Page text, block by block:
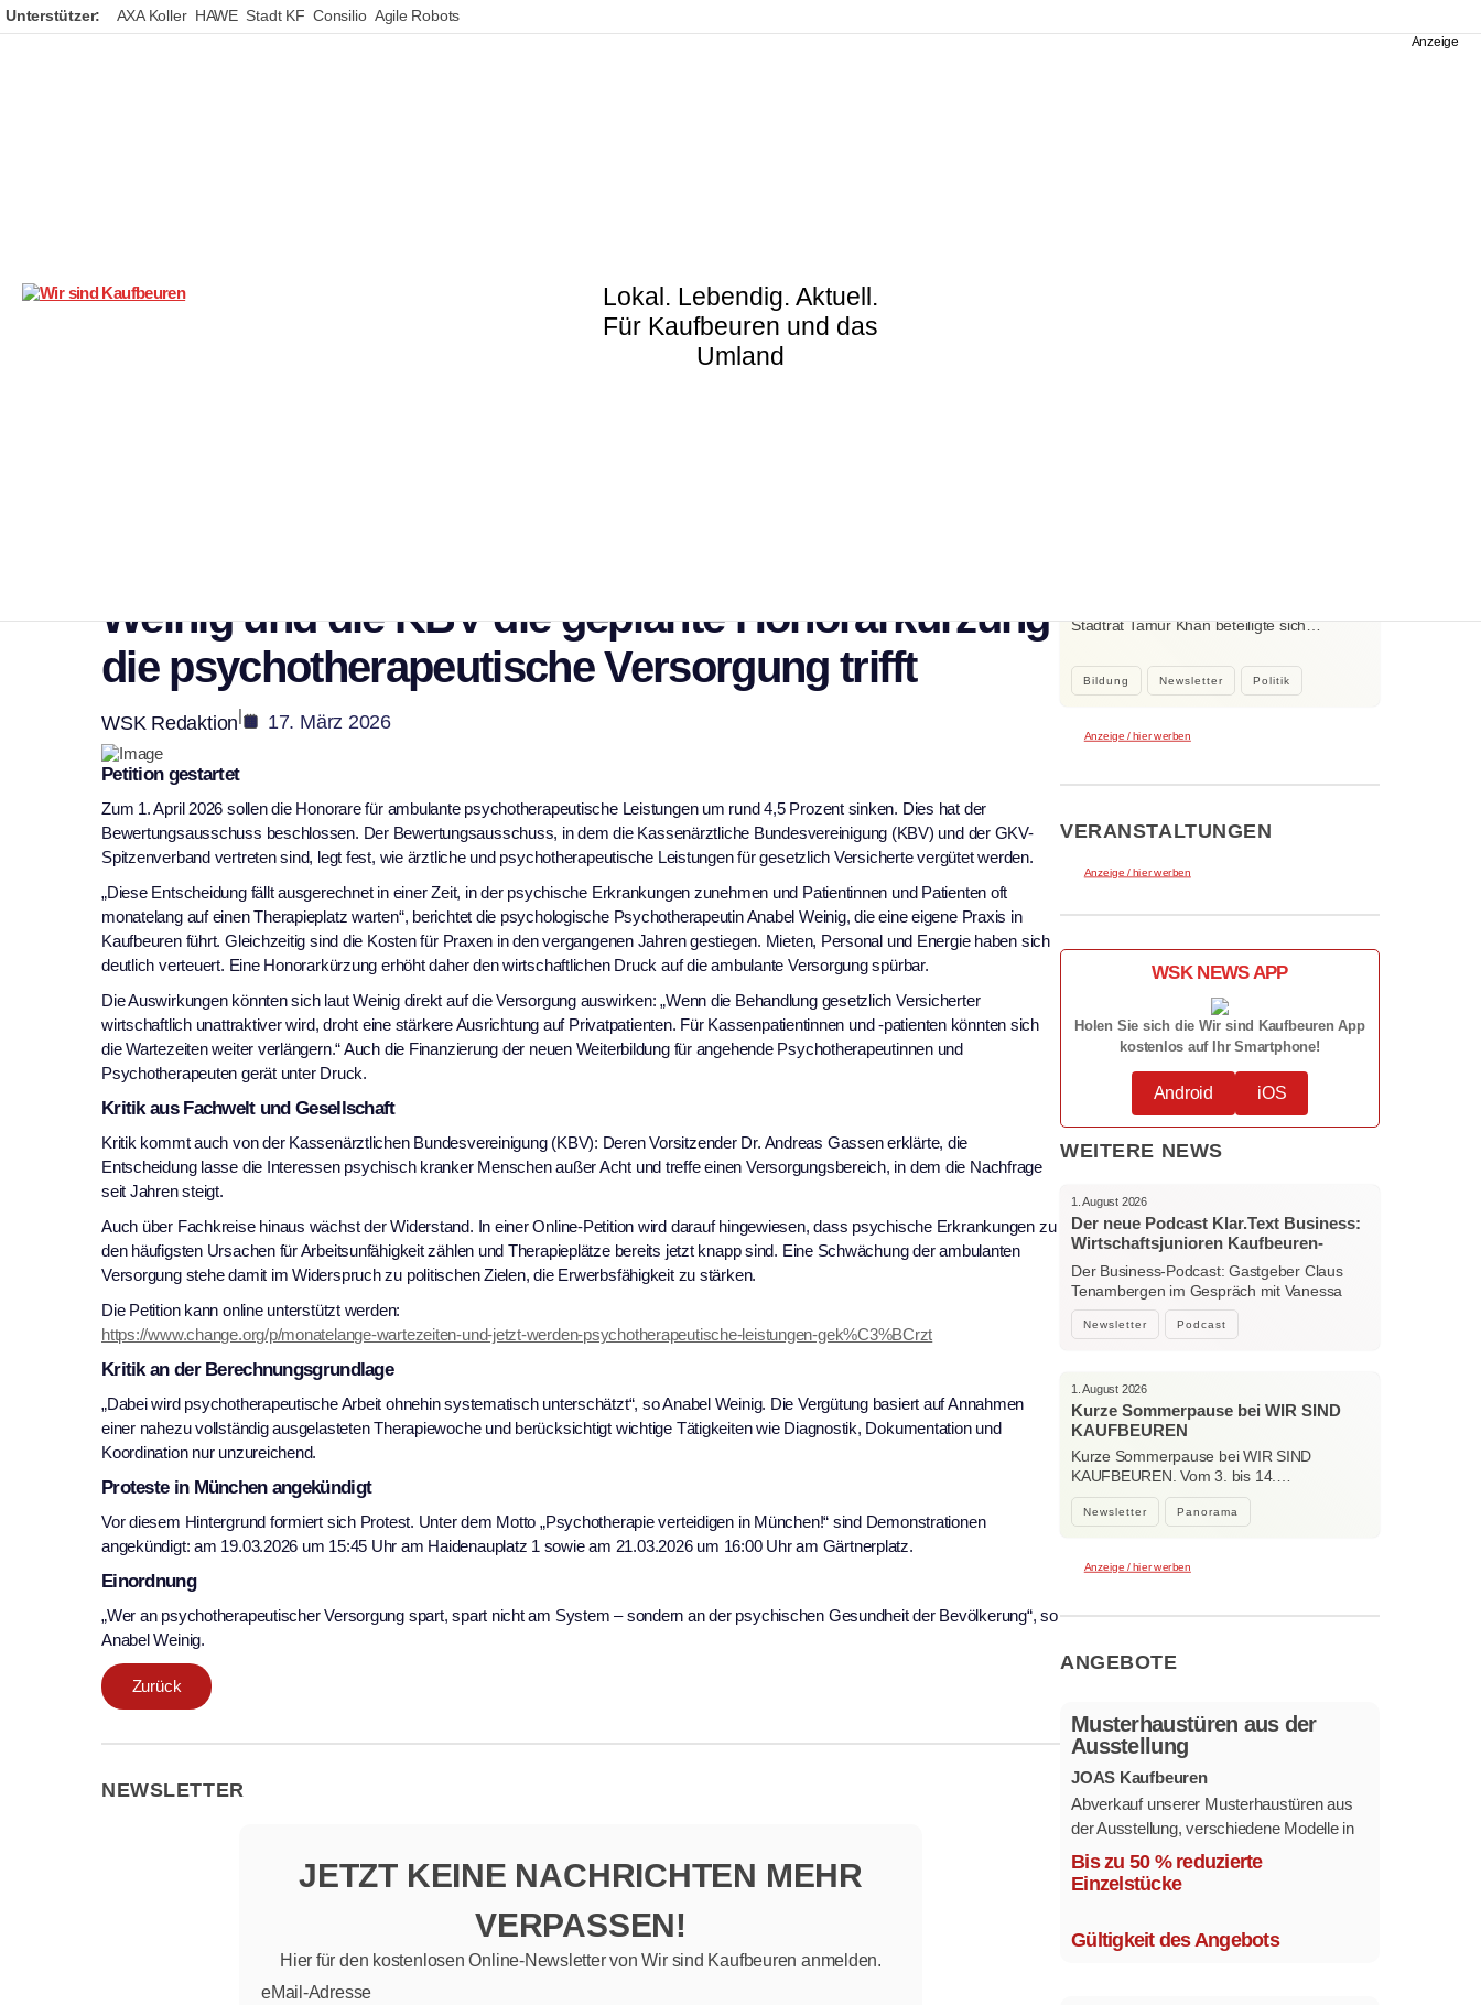
Unterstützer: AXA Koller HAWE Stadt KF Consilio Agile Robots
Lokal. Lebendig. Aktuell.
Für Kaufbeuren und das
Umland
Weinig und die KBV die geplante Honorarkürzung
die psychotherapeutische Versorgung trifft
WSK Redaktion| 17. März 2026
Petition gestartet
Zum 1. April 2026 sollen die Honorare für ambulante psychotherapeutische Leistungen um rund 4,5 Prozent sinken. Dies hat der
Bewertungsausschuss beschlossen. Der Bewertungsausschuss, in dem die Kassenärztliche Bundesvereinigung (KBV) und der GKV-
Spitzenverband vertreten sind, legt fest, wie ärztliche und psychotherapeutische Leistungen für gesetzlich Versicherte vergütet werden.
„Diese Entscheidung fällt ausgerechnet in einer Zeit, in der psychische Erkrankungen zunehmen und Patientinnen und Patienten oft
monatelang auf einen Therapieplatz warten“, berichtet die psychologische Psychotherapeutin Anabel Weinig, die eine eigene Praxis in
Kaufbeuren führt. Gleichzeitig sind die Kosten für Praxen in den vergangenen Jahren gestiegen. Mieten, Personal und Energie haben sich
deutlich verteuert. Eine Honorarkürzung erhöht daher den wirtschaftlichen Druck auf die ambulante Versorgung spürbar.
Die Auswirkungen könnten sich laut Weinig direkt auf die Versorgung auswirken: „Wenn die Behandlung gesetzlich Versicherter
wirtschaftlich unattraktiver wird, droht eine stärkere Ausrichtung auf Privatpatienten. Für Kassenpatientinnen und -patienten könnten sich
die Wartezeiten weiter verlängern.“ Auch die Finanzierung der neuen Weiterbildung für angehende Psychotherapeutinnen und
Psychotherapeuten gerät unter Druck.
Kritik aus Fachwelt und Gesellschaft
Kritik kommt auch von der Kassenärztlichen Bundesvereinigung (KBV): Deren Vorsitzender Dr. Andreas Gassen erklärte, die
Entscheidung lasse die Interessen psychisch kranker Menschen außer Acht und treffe einen Versorgungsbereich, in dem die Nachfrage
seit Jahren steigt.
Auch über Fachkreise hinaus wächst der Widerstand. In einer Online-Petition wird darauf hingewiesen, dass psychische Erkrankungen zu
den häufigsten Ursachen für Arbeitsunfähigkeit zählen und Therapieplätze bereits jetzt knapp sind. Eine Schwächung der ambulanten
Versorgung stehe damit im Widerspruch zu politischen Zielen, die Erwerbsfähigkeit zu stärken.
Die Petition kann online unterstützt werden:
https://www.change.org/p/monatelange-wartezeiten-und-jetzt-werden-psychotherapeutische-leistungen-gek%C3%BCrzt
Kritik an der Berechnungsgrundlage
„Dabei wird psychotherapeutische Arbeit ohnehin systematisch unterschätzt“, so Anabel Weinig. Die Vergütung basiert auf Annahmen
einer nahezu vollständig ausgelasteten Therapiewoche und berücksichtigt wichtige Tätigkeiten wie Diagnostik, Dokumentation und
Koordination nur unzureichend.
Proteste in München angekündigt
Vor diesem Hintergrund formiert sich Protest. Unter dem Motto „Psychotherapie verteidigen in München!“ sind Demonstrationen
angekündigt: am 19.03.2026 um 15:45 Uhr am Haidenauplatz 1 sowie am 21.03.2026 um 16:00 Uhr am Gärtnerplatz.
Einordnung
„Wer an psychotherapeutischer Versorgung spart, spart nicht am System – sondern an der psychischen Gesundheit der Bevölkerung“, so
Anabel Weinig.
Zurück
NEWSLETTER
JETZT KEINE NACHRICHTEN MEHR
VERPASSEN!
Hier für den kostenlosen Online-Newsletter von Wir sind Kaufbeuren anmelden.
eMail-Adresse
Bildung Newsletter Politik
Stadtrat Tamur Khan beteiligte sich…
Anzeige / hier werben
VERANSTALTUNGEN
Anzeige / hier werben
WSK NEWS APP
Holen Sie sich die Wir sind Kaufbeuren App
kostenlos auf Ihr Smartphone!
Android iOS
WEITERE NEWS
Newsletter Podcast
1. August 2026
Der neue Podcast Klar.Text Business:
Wirtschaftsjunioren Kaufbeuren-
Ostallgäu – Menschen, Ideen und
starke Verbindungen
Der Business-Podcast: Gastgeber Claus
Tenambergen im Gespräch mit Vanessa
Bockhorni…
Newsletter Panorama
1. August 2026
Kurze Sommerpause bei WIR SIND
KAUFBEUREN
Kurze Sommerpause bei WIR SIND
KAUFBEUREN. Vom 3. bis 14.…
Anzeige / hier werben
ANGEBOTE
Musterhaustüren aus der
Ausstellung
JOAS Kaufbeuren
Abverkauf unserer Musterhaustüren aus
der Ausstellung, verschiedene Modelle in
mehreren Farben und
Ausstattungsvarianten.
Bis zu 50 % reduzierte
Einzelstücke
Gültigkeit des Angebots